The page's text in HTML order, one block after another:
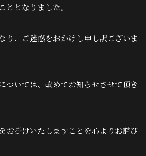
ととなりました。
り、ご迷惑をおかけし申し訳ございま
ついては、改めてお知らせさせて頂き
お掛けいたしますことを心よりお詫び